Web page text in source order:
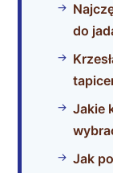
do
Jakie
Jak